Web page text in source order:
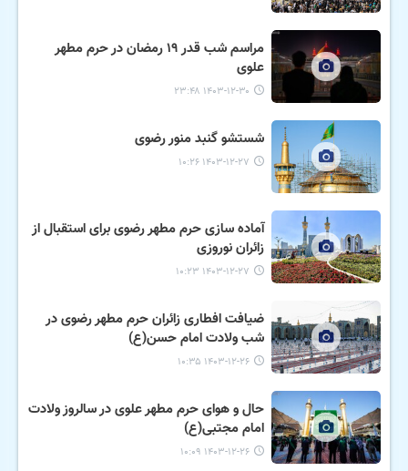
مراسم شب قدر ۱۹ رمضان در حرم مطهر
علوی
۱۴۰۳-۱۲-۳۰ ۲۳:۴۸
شستشو گنبد منور رضوی
۱۴۰۳-۱۲-۲۷ ۱۰:۲۶
آماده سازی حرم مطهر رضوی برای استقبال از
زائران نوروزی
۱۴۰۳-۱۲-۲۷ ۱۰:۲۳
ضیافت افطاری زائران حرم مطهر رضوی در
شب ولادت امام حسن(ع)
۱۴۰۳-۱۲-۲۶ ۱۰:۳۵
حال و هوای حرم مطهر علوی در سالروز ولادت
امام مجتبی(ع)
۱۴۰۳-۱۲-۲۶ ۱۰:۰۹